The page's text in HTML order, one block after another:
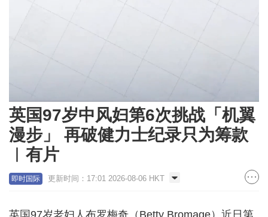
100.00%
英国97岁中风妇第6次挑战「机翼
漫步」 再破健力士纪录只为筹款
︱有片
即时国际 更新时间：17:01 2026-08-06 HKT